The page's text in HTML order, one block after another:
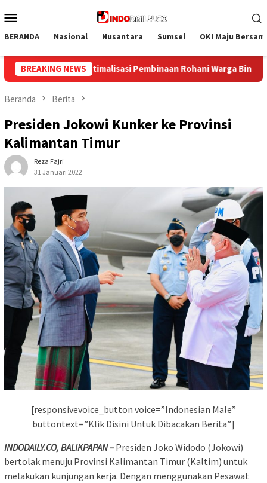
ke
Mobile
BERANDA Nasional Nusantara Sumsel OKI Maju
BREAKING NEWS
Binaan Bangun Kesamaan Persepsi, Lapas
Beranda Berita
Presiden Jokowi Kunker ke Provinsi
Kalimantan Timur
Reza Fajri
31 Januari 2022
[responsivevoice_button voice=”Indonesian Male”
buttontext=”Klik Disini Untuk Dibacakan Berita”]
INDODAILY.CO, BALIKPAPAN –Presiden Joko Widodo (Jokowi)
bertolak menuju Provinsi Kalimantan Timur (Kaltim) untuk
melakukan kunjungan kerja. Dengan menggunakan Pesawat